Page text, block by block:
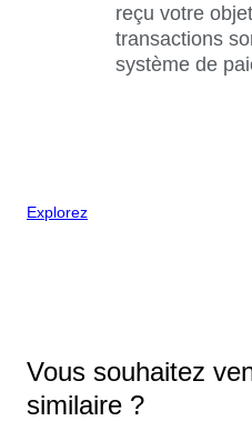
reçu votre
transactions
système de
Explorez
Vous souhaitez
similaire ?